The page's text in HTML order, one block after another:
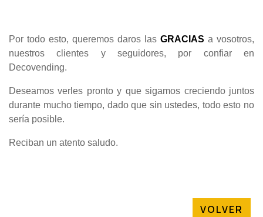
Por todo esto, queremos daros las GRACIAS a vosotros,
nuestros clientes y seguidores, por confiar en
Decovending.
Deseamos verles pronto y que sigamos creciendo juntos
durante mucho tiempo, dado que sin ustedes, todo esto no
sería posible.
Reciban un atento saludo.
VOLVER